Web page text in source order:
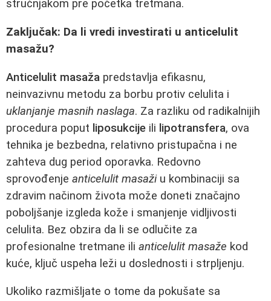
stručnjakom pre početka tretmana.
Zaključak: Da li vredi investirati u anticelulit
masažu?
Anticelulit masaža predstavlja efikasnu,
neinvazivnu metodu za borbu protiv celulita i
uklanjanje masnih naslaga. Za razliku od radikalnijih
procedura poput liposukcije ili lipotransfera, ova
tehnika je bezbedna, relativno pristupačna i ne
zahteva dug period oporavka. Redovno
sprovođenje anticelulit masažiu kombinaciji sa
zdravim načinom života može doneti značajno
poboljšanje izgleda kože i smanjenje vidljivosti
celulita. Bez obzira da li se odlučite za
profesionalne tretmane ili anticelulit masaže kod
kuće, ključ uspeha leži u doslednosti i strpljenju.
Ukoliko razmišljate o tome da pokušate sa